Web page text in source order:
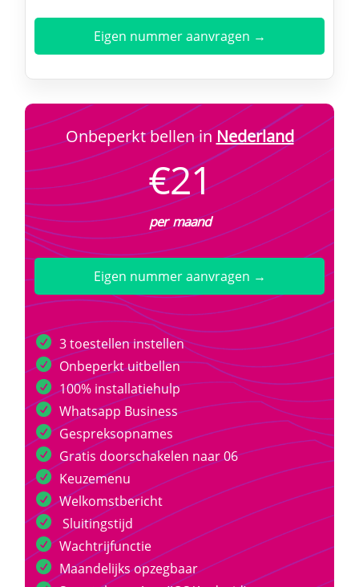
Eigen nummer aanvragen →
Onbeperkt bellen inNederland
€21
per maand
Eigen nummer aanvragen →
3 toestellen instellen
Onbeperkt uitbellen
100% installatiehulp
Whatsapp Business
Gespreksopnames
Gratis doorschakelen naar 06
Keuzemenu
Welkomstbericht
Sluitingstijd
Wachtrijfunctie
Maandelijks opzegbaar